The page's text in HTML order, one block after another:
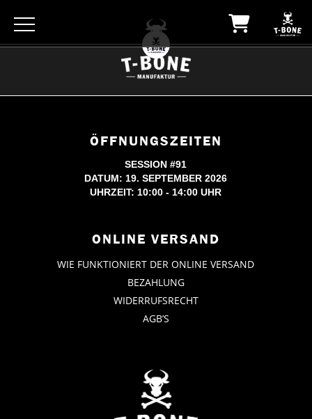
ÖFFNUNGSZEITEN
SESSION #91
DATUM: 19. SEPTEMBER 2026
UHRZEIT: 10:00 - 14:00 UHR
ONLINE VERSAND
WIE FUNKTIONIERT DER ONLINE VERSAND
BEZAHLUNG
WIDERRUFSRECHT
AGB’S